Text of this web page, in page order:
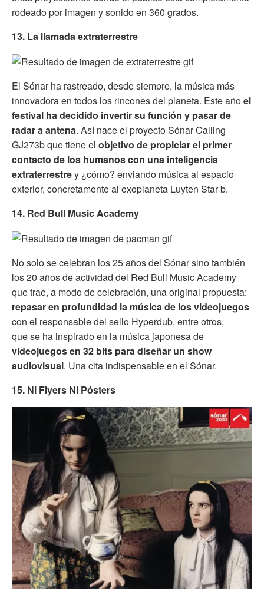
rodeado por imagen y sonido en 360 grados.
13. La llamada extraterrestre
El Sónar ha rastreado, desde siempre, la música más
innovadora en todos los rincones del planeta. Este añoel
festival ha decidido invertir su función y pasar de
radar a antena. Así nace el proyecto Sónar Calling
GJ273b que tiene el objetivo de propiciar el primer
contacto de los humanos con una inteligencia
extraterrestrey ¿cómo? enviando música al espacio
exterior, concretamente al exoplaneta Luyten Star b.
14. Red Bull Music Academy
No solo se celebran los 25 años del Sónar sino también
los 20 años de actividad del Red Bull Music Academy
que trae, a modo de celebración, una original propuesta:
repasar en profundidad la música de los videojuegos
con el responsable del sello Hyperdub, entre otros,
que se ha inspirado en la música japonesa de
videojuegos en 32 bits para diseñar un show
audiovisual. Una cita indispensable en el Sónar.
15. Ni Flyers Ni Pósters